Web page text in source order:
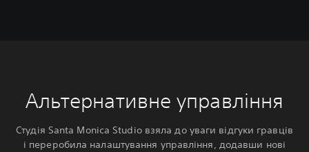
Альтернативне управління
Студія Santa Monica Studio взяла до уваги відгуки гравців
і переробила налаштування управління, додавши нові